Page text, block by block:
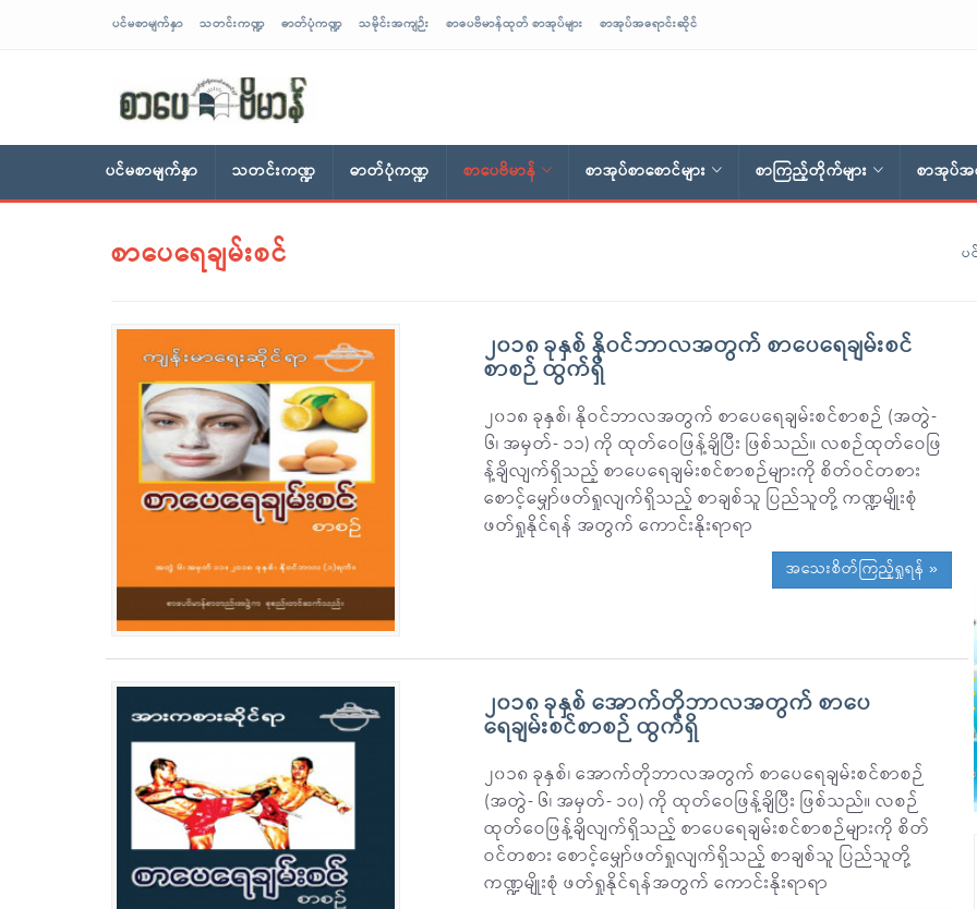
ပင်မစာမျက်နှာ သတင်းကဏ္ဍ ဓာတ်ပုံကဏ္ဍ သမိုင်းအကျဉ်း စာပေဗိမာန်ထုတ် စာအုပ်များ စာအုပ်အရောင်းဆိုင်
ပင်မစာမျက်နှာ သတင်းကဏ္ဍ ဓာတ်ပုံကဏ္ဍ စာပေဗိမာန် စာအုပ်စာစောင်များ စာကြည့်တိုက်များ စာအုပ်အ
စာပေရေချမ်းစင် ပ
၂၀၁၈ ခုနှစ် နိုဝင်ဘာလအတွက် စာပေရေချမ်းစင်
စာစဉ် ထွက်ရှိ
၂၀၁၈ ခုနှစ်၊ နိုဝင်ဘာလအတွက် စာပေရေချမ်းစင်စာစဉ် (အတွဲ-
၆၊ အမှတ်- ၁၁) ကို ထုတ်ဝေဖြန့်ချိပြီး ဖြစ်သည်။ လစဉ်ထုတ်ဝေဖြ
န့်ချိလျက်ရှိသည့် စာပေရေချမ်းစင်စာစဉ်များကို စိတ်ဝင်တစား
စောင့်မျှော်ဖတ်ရှုလျက်ရှိသည့် စာချစ်သူ ပြည်သူတို့ ကဏ္ဍမျိုးစုံ
ဖတ်ရှုနိုင်ရန် အတွက် ကောင်းနိုးရာရာ
အသေးစိတ်ကြည့်ရှုရန် »
၂၀၁၈ ခုနှစ် အောက်တိုဘာလအတွက် စာပေ
ရေချမ်းစင်စာစဉ် ထွက်ရှိ
၂၀၁၈ ခုနှစ်၊ အောက်တိုဘာလအတွက် စာပေရေချမ်းစင်စာစဉ်
(အတွဲ- ၆၊ အမှတ်- ၁၀) ကို ထုတ်ဝေဖြန့်ချိပြီး ဖြစ်သည်။ လစဉ်
ထုတ်ဝေဖြန့်ချိလျက်ရှိသည့် စာပေရေချမ်းစင်စာစဉ်များကို စိတ်
ဝင်တစား စောင့်မျှော်ဖတ်ရှုလျက်ရှိသည့် စာချစ်သူ ပြည်သူတို့
ကဏ္ဍမျိုးစုံ ဖတ်ရှုနိုင်ရန်အတွက် ကောင်းနိုးရာရာ